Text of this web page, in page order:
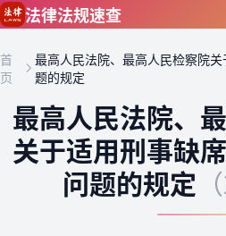
跳到主要内容
法律法规速查
首
页
最高人民法院、最高人民检察院
题的规定
最高人民法院、
关于适用刑事缺
问题的规定